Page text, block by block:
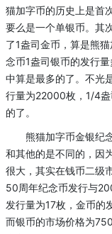
猫加字币的历史上是首
要么是一个单银币。其
了1盎司金币，算是熊
念币1盎司银币的发行
中算是最多的了。不光
行量为22000枚，1/4
的了。
熊猫加字币金银纪念
和其他的是不同的，因
很大，其实在钱币二级
50周年纪念币发行与
发行量为17枚，金币的
而银币的市场价格为